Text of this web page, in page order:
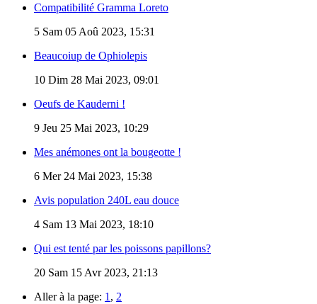
Compatibilité Gramma Loreto
5 Sam 05 Aoû 2023, 15:31
Beaucoiup de Ophiolepis
10 Dim 28 Mai 2023, 09:01
Oeufs de Kauderni !
9 Jeu 25 Mai 2023, 10:29
Mes anémones ont la bougeotte !
6 Mer 24 Mai 2023, 15:38
Avis population 240L eau douce
4 Sam 13 Mai 2023, 18:10
Qui est tenté par les poissons papillons?
20 Sam 15 Avr 2023, 21:13
Aller à la page: 1 , 2